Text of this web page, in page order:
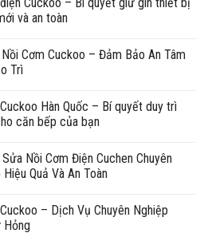
Cuckoo – Bí quyết giữ gìn thiết bị
và an toàn
Nồi Cơm Cuckoo – Đảm Bảo An Tâm
Trì
Hàn Quốc – Bí quyết duy trì
căn bếp của bạn
Nồi Cơm Điện Cuchen Chuyên
Quả Và An Toàn
– Dịch Vụ Chuyên Nghiệp
Hỏng